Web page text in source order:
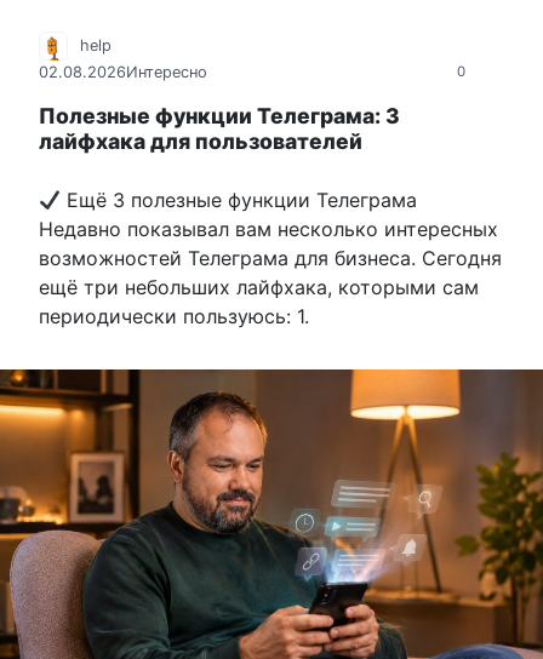
0
help
02.08.2026Интересно
Полезные функции Телеграма: 3
лайфхака для пользователей
Ещё 3 полезные функции Телеграма
Недавно показывал вам несколько интересных
возможностей Телеграма для бизнеса. Сегодня
ещё три небольших лайфхака, которыми сам
периодически пользуюсь: 1.